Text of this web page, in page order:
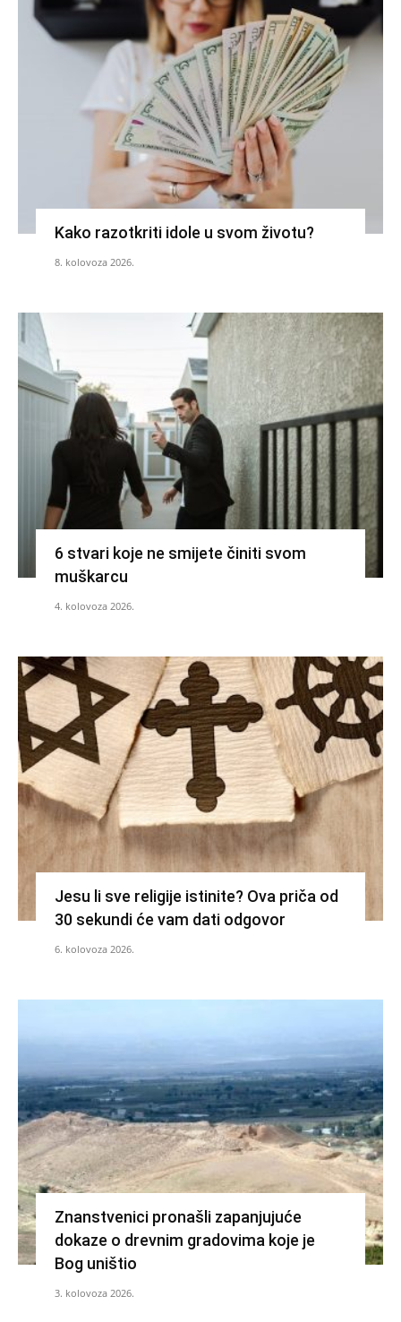
Kako razotkriti idole u svom životu?
8. kolovoza 2026.
6 stvari koje ne smijete činiti svom
muškarcu
4. kolovoza 2026.
Jesu li sve religije istinite? Ova priča od
30 sekundi će vam dati odgovor
6. kolovoza 2026.
Znanstvenici pronašli zapanjujuće
dokaze o drevnim gradovima koje je
Bog uništio
3. kolovoza 2026.